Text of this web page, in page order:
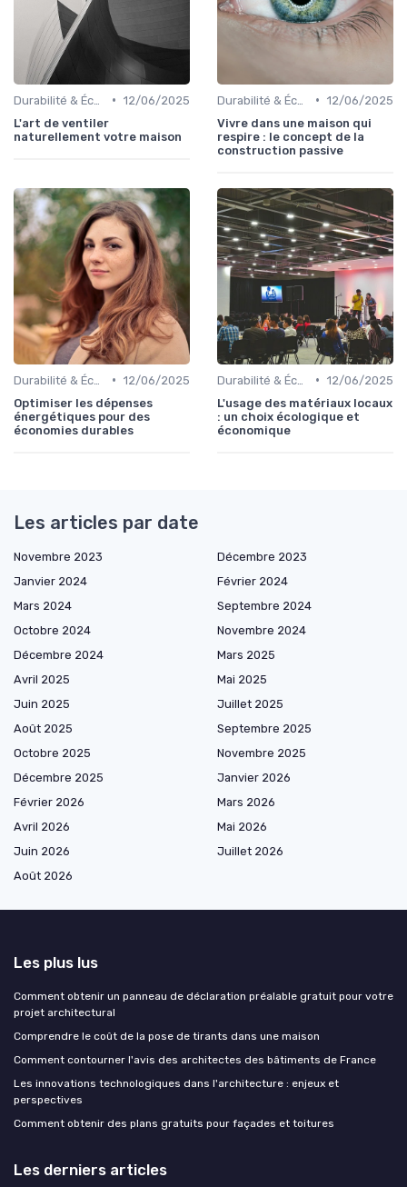
• 12/06/2025
L'art de ventiler
naturellement votre maison
• 12/06/2025
Vivre dans une maison qui
respire : le concept de la
construction passive
• 12/06/2025
Optimiser les dépenses
énergétiques pour des
économies durables
• 12/06/2025
L'usage des matériaux locaux
: un choix écologique et
économique
Les articles par date
Novembre 2023
Décembre 2023
Janvier 2024
Février 2024
Mars 2024
Septembre 2024
Octobre 2024
Novembre 2024
Décembre 2024
Mars 2025
Avril 2025
Mai 2025
Juin 2025
Juillet 2025
Août 2025
Septembre 2025
Octobre 2025
Novembre 2025
Décembre 2025
Janvier 2026
Février 2026
Mars 2026
Avril 2026
Mai 2026
Juin 2026
Juillet 2026
Août 2026
Les plus lus
Comment obtenir un panneau de déclaration préalable gratuit pour votre
projet architectural
Comprendre le coût de la pose de tirants dans une maison
Comment contourner l'avis des architectes des bâtiments de France
Les innovations technologiques dans l'architecture : enjeux et
perspectives
Comment obtenir des plans gratuits pour façades et toitures
Les derniers articles